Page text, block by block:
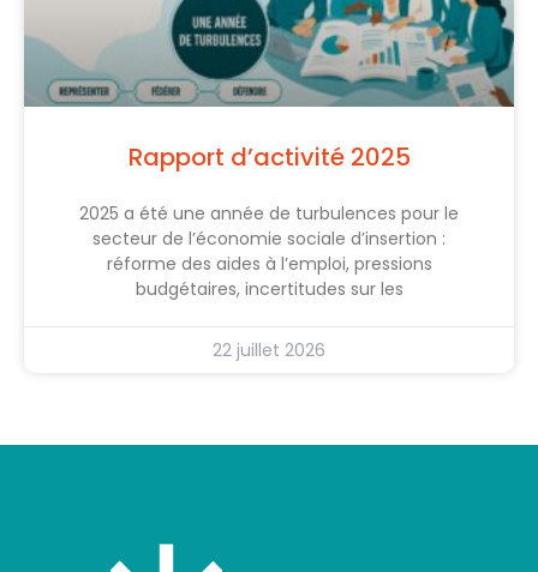
Rapport d’activité 2025
2025 a été une année de turbulences pour le
secteur de l’économie sociale d’insertion :
réforme des aides à l’emploi, pressions
budgétaires, incertitudes sur les
22 juillet 2026